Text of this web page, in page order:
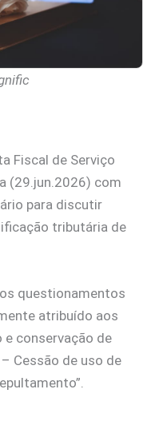
Fiscal de Serviço
(29.jun.2026) com
para discutir
tributária de
questionamentos
atribuído aos
e conservação de
Cessão de uso de